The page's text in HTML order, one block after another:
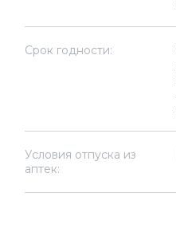
Срок годности:
Условия отпуска из
аптек: